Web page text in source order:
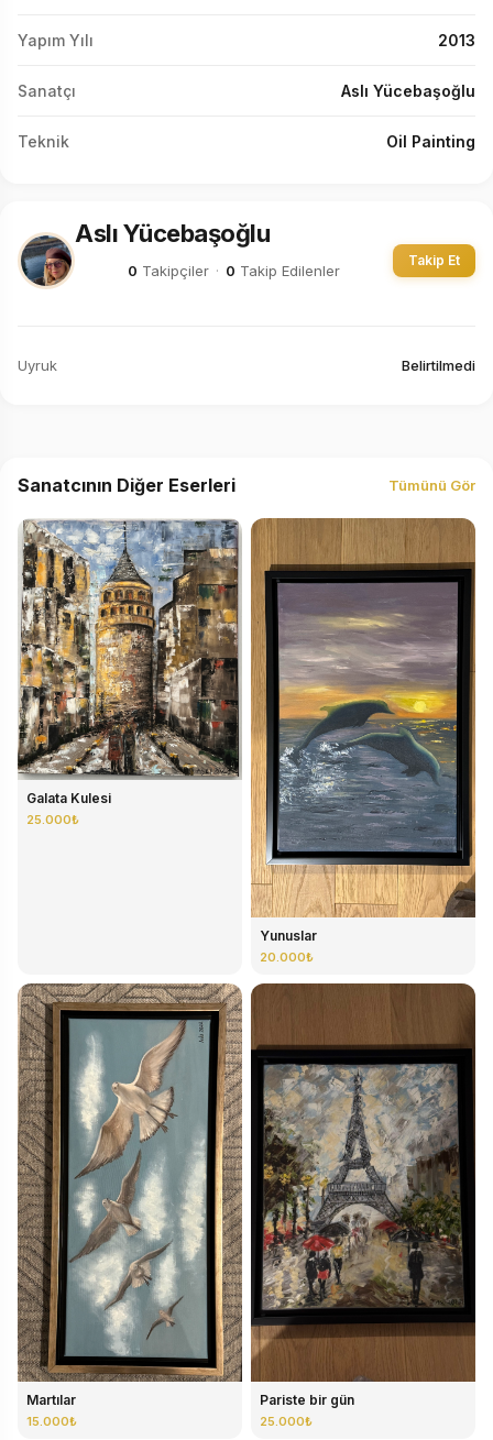
Yapım Yılı 2013
Sanatçı Aslı Yücebaşoğlu
Teknik Oil Painting
Aslı Yücebaşoğlu
0 Takipçiler · 0 Takip Edilenler
Takip Et
Uyruk Belirtilmedi
Sanatcının Diğer Eserleri Tümünü Gör
Galata Kulesi
25.000₺
Yunuslar
20.000₺
Martılar
15.000₺
Pariste bir gün
25.000₺